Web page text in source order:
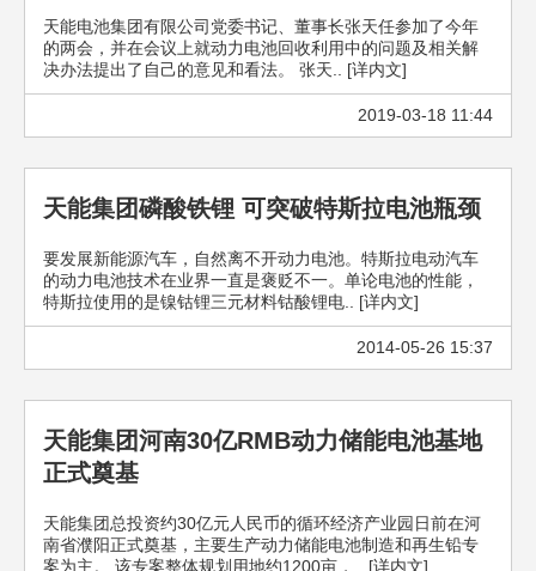
天能电池集团有限公司党委书记、董事长张天任参加了今年
的两会，并在会议上就动力电池回收利用中的问题及相关解
决办法提出了自己的意见和看法。 张天.. [详内文]
2019-03-18 11:44
天能集团磷酸铁锂 可突破特斯拉电池瓶颈
要发展新能源汽车，自然离不开动力电池。特斯拉电动汽车
的动力电池技术在业界一直是褒贬不一。单论电池的性能，
特斯拉使用的是镍钴锂三元材料钴酸锂电.. [详内文]
2014-05-26 15:37
天能集团河南30亿RMB动力储能电池基地
正式奠基
天能集团总投资约30亿元人民币的循环经济产业园日前在河
南省濮阳正式奠基，主要生产动力储能电池制造和再生铅专
案为主。 该专案整体规划用地约1200亩，.. [详内文]